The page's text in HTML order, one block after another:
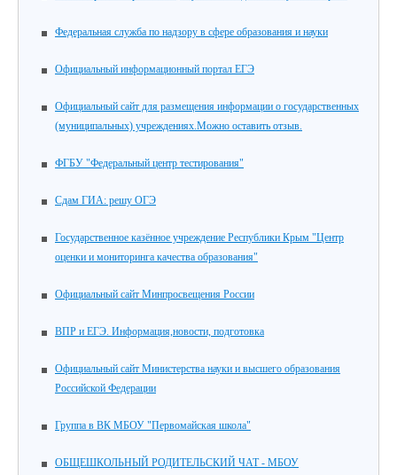
Федеральная служба по надзору в сфере образования и науки
Официальный информационный портал ЕГЭ
Официальный сайт для размещения информации о государственных
(муниципальных) учреждениях.Можно оставить отзыв.
ФГБУ "Федеральный центр тестирования"
Сдам ГИА: решу ОГЭ
Государственное казённое учреждение Республики Крым "Центр
оценки и мониторинга качества образования"
Официальный сайт Минпросвещения России
ВПР и ЕГЭ. Информация,новости, подготовка
Официальный сайт Министерства науки и высшего образования
Российской Федерации
Группа в ВК МБОУ "Первомайская школа"
ОБЩЕШКОЛЬНЫЙ РОДИТЕЛЬСКИЙ ЧАТ - МБОУ